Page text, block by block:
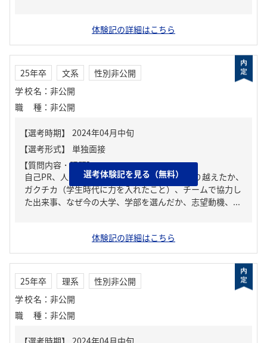
体験記の詳細はこちら
25年卒 文系
性別非公開
学校名 ： 非公開
職種 ： 非公開
【質問内容・課題】
自己PR、人生の中で大きな挫折経験。どう乗り越えたか、
ガクチカ（学生時代に力を入れたこと）、チームで協力し
た出来事、なぜ今の大学、学部を選んだか、志望動機、...
選考体験記を見る（無料）
体験記の詳細はこちら
25年卒 理系
性別非公開
学校名 ： 非公開
職種 ： 非公開